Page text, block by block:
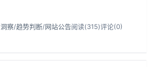
洞察/趋势判断/网站公告阅读(315)评论(0)